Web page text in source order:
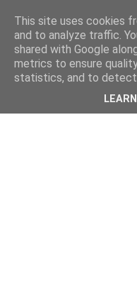
This site uses cookies
and to analyze traffic.
shared with Google
metrics to ensure
statistics, and to detect